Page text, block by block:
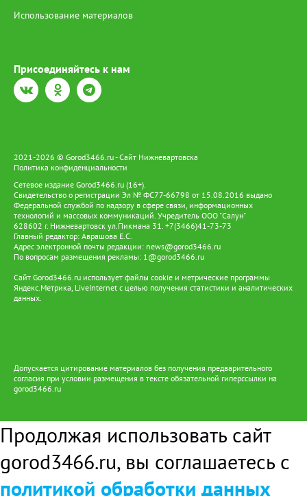
Использование материалов
Присоединяйтесь к нам
2021-2026 © Gorod3466.ru - Сайт Нижневартовска
Политика конфиденциальности
Сетевое издание Gorod3466.ru (16+).
Свидетельство о регистрации Эл № ФС77-66798 от 15.08.2016 выдано
Федеральной службой по надзору в сфере связи, информационных
технологий и массовых коммуникаций. Учредитель ООО "Салун"
628602 г. Нижневартовск ул.Пикмана 31. +7(3466)41-73-73
Главный редактор: Аврашова Е.С.
Адрес электронной почты редакции: news@gorod3466.ru
По вопросам размещения рекламы: 1@gorod3466.ru
Сайт Gorod3466.ru использует файлы cookie и метрические программы
Яндекс.Метрика, LiveInternet с целью получения статистики и аналитических
данных.
Допускается цитирование материалов без получения предварительного
согласия при условии размещения в тексте обязательной гиперссылки на
gorod3466.ru
Продолжая использовать сайт
gorod3466.ru, вы соглашаетесь с
политикой обработки данных